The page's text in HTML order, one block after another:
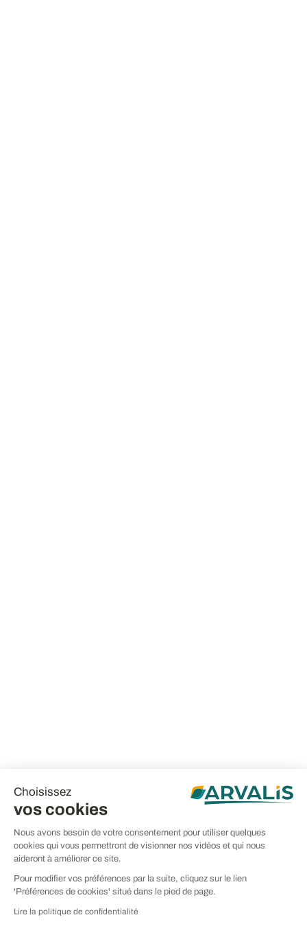
Choisissez
vos cookies
Nous avons besoin de votre consentement pour utiliser quelques
cookies qui vous permettront de visionner nos vidéos et qui nous
aideront à améliorer ce site.
Pour modifier vos préférences par la suite, cliquez sur le lien
'Préférences de cookies' situé dans le pied de page.
Lire la politique de confidentialité